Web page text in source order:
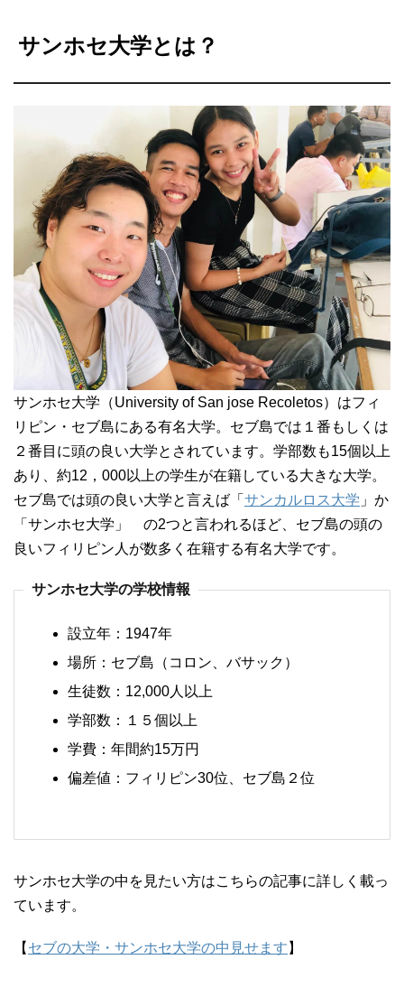
サンホセ大学とは？
サンホセ大学（University of San jose Recoletos）はフィ
リピン・セブ島にある有名大学。セブ島では１番もしくは
２番目に頭の良い大学とされています。学部数も15個以上
あり、約12，000以上の学生が在籍している大きな大学。
セブ島では頭の良い大学と言えば「 サンカルロス大学 」か
「サンホセ大学」 の2つと言われるほど、セブ島の頭の
良いフィリピン人が数多く在籍する有名大学です。
サンホセ大学の学校情報
設立年：1947年
場所：セブ島（コロン、バサック）
生徒数：12,000人以上
学部数：１５個以上
学費：年間約15万円
偏差値：フィリピン30位、セブ島２位
サンホセ大学の中を見たい方はこちらの記事に詳しく載っ
ています。
【 セブの大学・サンホセ大学の中見せます 】